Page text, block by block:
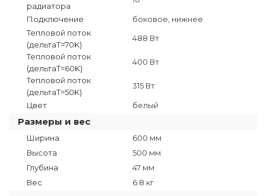
радиатора
Подключение
боковое, нижнее
Тепловой поток
(дельтаT=70K)
488 Вт
Тепловой поток
(дельтаТ=60K)
400 Вт
Тепловой поток
(дельтаТ=50K)
315 Вт
Цвет белый
Размеры и вес
Ширина
600 мм
Высота
500 мм
Глубина
47 мм
Вес
6.8 кг